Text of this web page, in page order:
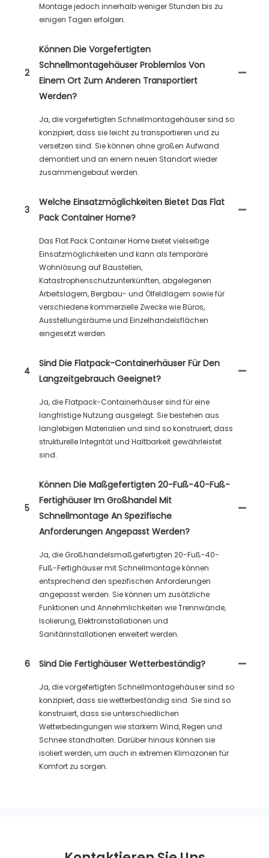
Montage jedoch innerhalb weniger Stunden bis zu
einigen Tagen erfolgen.
2
Können Die Vorgefertigten
Schnellmontagehäuser Problemlos Von
Einem Ort Zum Anderen Transportiert
Werden?
Ja, die vorgefertigten Schnellmontagehäuser sind so
konzipiert, dass sie leicht zu transportieren und zu
versetzen sind. Sie können ohne großen Aufwand
demontiert und an einem neuen Standort wieder
zusammengebaut werden.
3
Welche Einsatzmöglichkeiten Bietet Das Flat
Pack Container Home?
Das Flat Pack Container Home bietet vielseitige
Einsatzmöglichkeiten und kann als temporäre
Wohnlösung auf Baustellen,
Katastrophenschutzunterkünften, abgelegenen
Arbeitslagern, Bergbau- und Ölfeldlagern sowie für
verschiedene kommerzielle Zwecke wie Büros,
Ausstellungsräume und Einzelhandelsflächen
eingesetzt werden.
4
Sind Die Flatpack-Containerhäuser Für Den
Langzeitgebrauch Geeignet?
Ja, die Flatpack-Containerhäuser sind für eine
langfristige Nutzung ausgelegt. Sie bestehen aus
langlebigen Materialien und sind so konstruiert, dass
strukturelle Integrität und Haltbarkeit gewährleistet
sind.
5
Können Die Maßgefertigten 20-Fuß-40-Fuß-
Fertighäuser Im Großhandel Mit
Schnellmontage An Spezifische
Anforderungen Angepasst Werden?
Ja, die Großhandelsmaßgefertigten 20-Fuß-40-
Fuß-Fertighäuser mit Schnellmontage können
entsprechend den spezifischen Anforderungen
angepasst werden. Sie können um zusätzliche
Funktionen und Annehmlichkeiten wie Trennwände,
Isolierung, Elektroinstallationen und
Sanitärinstallationen erweitert werden.
6 Sind Die Fertighäuser Wetterbeständig?
Ja, die vorgefertigten Schnellmontagehäuser sind so
konzipiert, dass sie wetterbeständig sind. Sie sind so
konstruiert, dass sie unterschiedlichen
Wetterbedingungen wie starkem Wind, Regen und
Schnee standhalten. Darüber hinaus können sie
isoliert werden, um auch in extremen Klimazonen für
Komfort zu sorgen.